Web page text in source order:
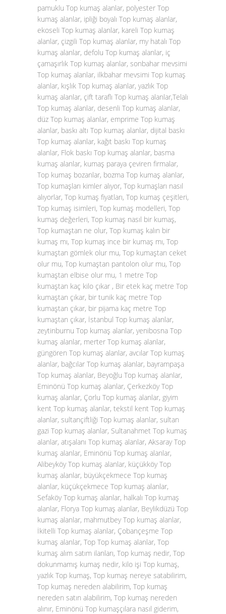
pamuklu Top kumaş alanlar, polyester Top
kumaş alanlar, ipliği boyalı Top kumaş alanlar,
ekoseli Top kumaş alanlar, kareli Top kumaş
alanlar, çizgili Top kumaş alanlar, my hatalı Top
kumaş alanlar, defolu Top kumaş alanlar, iç
çamaşırlık Top kumaş alanlar, sonbahar mevsimi
Top kumaş alanlar, ilkbahar mevsimi Top kumaş
alanlar, kışlık Top kumaş alanlar, yazlık Top
kumaş alanlar, çift taraflı Top kumaş alanlar,Telalı
Top kumaş alanlar, desenli Top kumaş alanlar,
düz Top kumaş alanlar, emprime Top kumaş
alanlar, baskı altı Top kumaş alanlar, dijital baskı
Top kumaş alanlar, kağıt baskı Top kumaş
alanlar, Flok baskı Top kumaş alanlar, basma
kumaş alanlar, kumaş paraya çeviren firmalar,
Top kumaş bozanlar, bozma Top kumaş alanlar,
Top kumaşları kimler alıyor, Top kumaşları nasıl
alıyorlar, Top kumaş fiyatları, Top kumaş çeşitleri,
Top kumaş isimleri, Top kumaş modelleri, Top
kumaş değerleri, Top kumaş nasıl bir kumaş,
Top kumaştan ne olur, Top kumaş kalın bir
kumaş mı, Top kumaş ince bir kumaş mı, Top
kumaştan gömlek olur mu, Top kumaştan ceket
olur mu, Top kumaştan pantolon olur mu, Top
kumaştan elbise olur mu, 1 metre Top
kumaştan kaç kilo çıkar , Bir etek kaç metre Top
kumaştan çıkar, bir tunik kaç metre Top
kumaştan çıkar, bir pijama kaç metre Top
kumaştan çıkar, İstanbul Top kumaş alanlar,
zeytinburnu Top kumaş alanlar, yenibosna Top
kumaş alanlar, merter Top kumaş alanlar,
güngören Top kumaş alanlar, avcılar Top kumaş
alanlar, bağcılar Top kumaş alanlar, bayrampaşa
Top kumaş alanlar, Beyoğlu Top kumaş alanlar,
Eminönü Top kumaş alanlar, Çerkezköy Top
kumaş alanlar, Çorlu Top kumaş alanlar, giyim
kent Top kumaş alanlar, tekstil kent Top kumaş
alanlar, sultançiftliği Top kumaş alanlar, sultan
gazi Top kumaş alanlar, Sultanahmet Top kumaş
alanlar, atışalanı Top kumaş alanlar, Aksaray Top
kumaş alanlar, Eminönü Top kumaş alanlar,
Alibeyköy Top kumaş alanlar, küçükköy Top
kumaş alanlar, büyükçekmece Top kumaş
alanlar, küçükçekmece Top kumaş alanlar,
Sefaköy Top kumaş alanlar, halkalı Top kumaş
alanlar, Florya Top kumaş alanlar, Beylikdüzü Top
kumaş alanlar, mahmutbey Top kumaş alanlar,
İkitelli Top kumaş alanlar, Çobançeşme Top
kumaş alanlar, Top Top kumaş alanlar, Top
kumaş alım satım ilanları, Top kumaş nedir, Top
dokunmamış kumaş nedir, kilo işi Top kumaş,
yazlık Top kumaş, Top kumaş nereye satabilirim,
Top kumaş nereden alabilirim, Top kumaş
nereden satın alabilirim, Top kumaş nereden
alınır, Eminönü Top kumaşçılara nasıl giderim,